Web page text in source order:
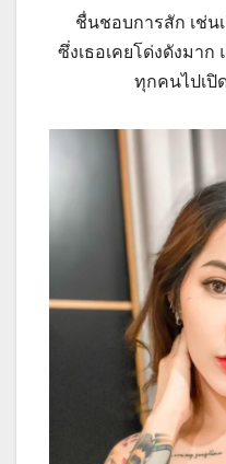
ชื่นชอบการสัก เช่น
ซึ่งเธอเคยโด่งดังมาก
ทุกคนไปเปิ